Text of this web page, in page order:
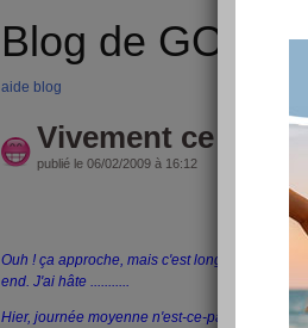
Blog de
aide blog
Vivement ce soir
publié le 06/02/2009 à 16:12
Ouh ! ça approche, mais c'est long !!!! Encore
end. J'ai hâte ...........
Hier, journée moyenne n'est-ce-pas !!!!!!! je